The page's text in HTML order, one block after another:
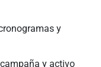
y
y activo